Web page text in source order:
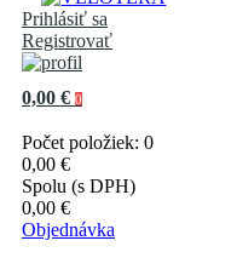
Prihlásiť sa
Registrovať
0,00 € 0
Počet položiek: 0
0,00 €
Spolu (s DPH)
0,00 €
Objednávka